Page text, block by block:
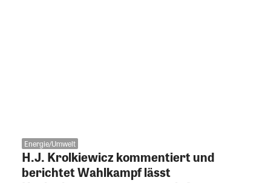
Energie/Umwelt
H.J. Krolkiewicz kommentiert und
berichtet Wahlkampf lässt